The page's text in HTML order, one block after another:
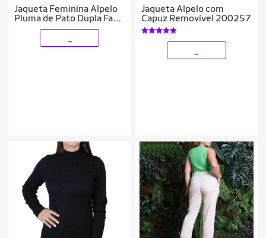
Jaqueta Feminina Alpelo
Pluma de Pato Dupla Face
Bege 20500053 -
Jaqueta Alpelo com
Capuz Removível 200257